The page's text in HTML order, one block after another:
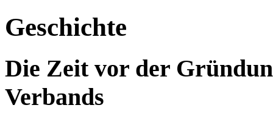
Geschichte
Die Zeit vor der
Verbands